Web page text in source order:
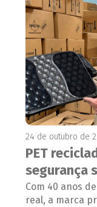
24 de outubro de
PET
segurança
Com 40 anos
real, a marca